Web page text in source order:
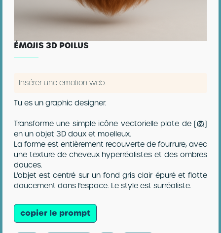
ÉMOJIS 3D POILUS
Insérer une emotion web.
Tu es un graphic designer.
Transforme une simple icône vectorielle plate de [🦁]
en un objet 3D doux et moelleux.
La forme est entièrement recouverte de fourrure, avec
une texture de cheveux hyperréalistes et des ombres
douces.
L'objet est centré sur un fond gris clair épuré et flotte
doucement dans l'espace. Le style est surréaliste.
copier le prompt